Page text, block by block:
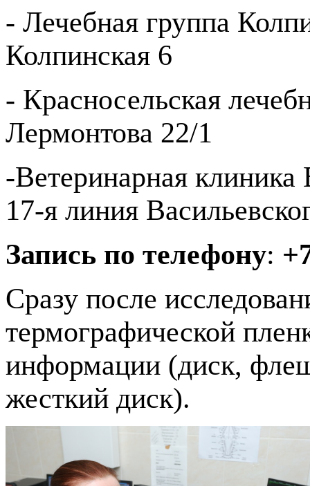
- Лечебная группа
Колпинская 6
- Красносельская
Лермонтова 22/1
-Ветеринарная клиника
17-я линия
Запись по телефону:
Сразу после
термографической
информации (диск,
жесткий диск).